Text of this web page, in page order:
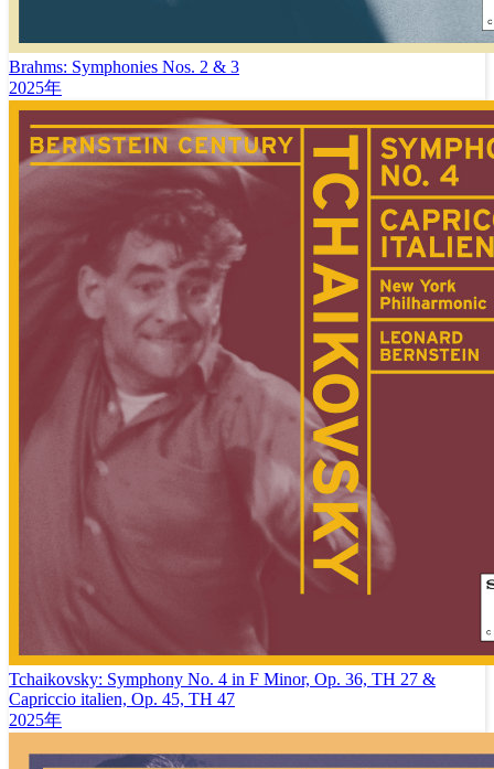
Brahms: Symphonies Nos. 2 & 3
2025年
Tchaikovsky: Symphony No. 4 in F Minor, Op. 36, TH 27 &
Capriccio italien, Op. 45, TH 47
2025年